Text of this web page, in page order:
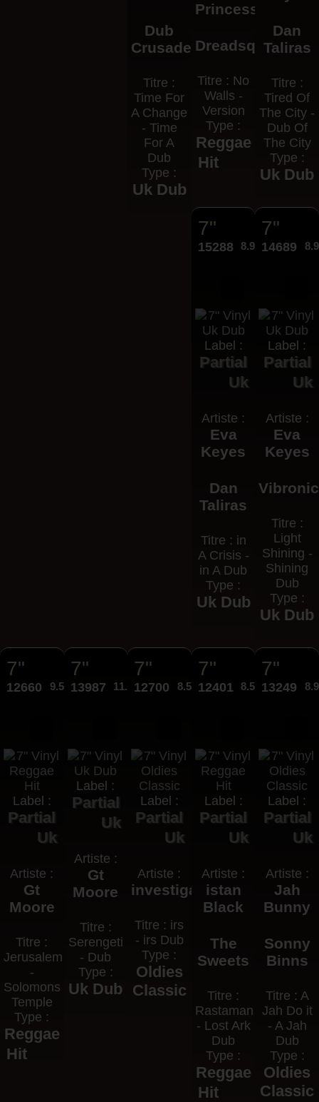
Dub
Crusaders
Titre :
Time For
A Change
- Time
For A
Dub
Type :
Uk Dub
Princess
Dreadsquad
Titre : No
Walls -
Version
Type :
Reggae
Hit
Dan
Taliras
Titre :
Tired Of
The City -
Dub Of
The City
Type :
Uk Dub
7"
15288 8.95€
Label :
Partial
Uk
Artiste :
Eva
Keyes
Dan
Taliras
Titre : in
A Crisis -
in A Dub
Type :
Uk Dub
7"
14689
Label :
Partial
Uk
Artiste :
Eva
Keyes
Titre :
Light
Shining -
Shining
Dub
Type :
Uk Dub
7"
12660 9.50€
Label :
Partial
Uk
Artiste :
Gt
Moore
Titre :
Jerusalem
-
Solomons
Temple
Type :
Reggae
Hit
7"
13987 11.95€
Label :
Partial
Uk
Artiste :
Gt
Moore
Titre :
Serengeti
- Dub
Type :
Uk Dub
7"
12700 8.50€
Label :
Partial
Uk
Artiste :
investigators
Titre : irs
- irs Dub
Type :
Oldies
Classic
7"
12401 8.50€
Label :
Partial
Uk
Artiste :
istan
Black
The
Sweets
Titre :
Rastaman
- Lost Ark
Dub
Type :
Reggae
Hit
7"
13249
Label :
Partial
Uk
Artiste :
Jah
Bunny
Sonny
Binns
Titre : A
Jah Do it
- A Jah
Dub
Type :
Oldies
Classic